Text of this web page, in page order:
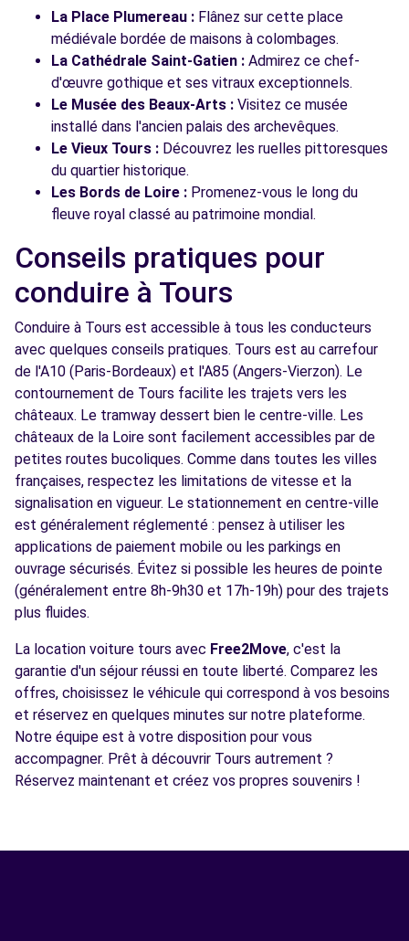
La Place Plumereau : Flânez sur cette place
médiévale bordée de maisons à colombages.
La Cathédrale Saint-Gatien : Admirez ce chef-
d'œuvre gothique et ses vitraux exceptionnels.
Le Musée des Beaux-Arts : Visitez ce musée
installé dans l'ancien palais des archevêques.
Le Vieux Tours : Découvrez les ruelles pittoresques
du quartier historique.
Les Bords de Loire : Promenez-vous le long du
fleuve royal classé au patrimoine mondial.
Conseils pratiques pour
conduire à Tours
Conduire à Tours est accessible à tous les conducteurs
avec quelques conseils pratiques. Tours est au carrefour
de l'A10 (Paris-Bordeaux) et l'A85 (Angers-Vierzon). Le
contournement de Tours facilite les trajets vers les
châteaux. Le tramway dessert bien le centre-ville. Les
châteaux de la Loire sont facilement accessibles par de
petites routes bucoliques. Comme dans toutes les villes
françaises, respectez les limitations de vitesse et la
signalisation en vigueur. Le stationnement en centre-ville
est généralement réglementé : pensez à utiliser les
applications de paiement mobile ou les parkings en
ouvrage sécurisés. Évitez si possible les heures de pointe
(généralement entre 8h-9h30 et 17h-19h) pour des trajets
plus fluides.
La location voiture tours avec Free2Move, c'est la
garantie d'un séjour réussi en toute liberté. Comparez les
offres, choisissez le véhicule qui correspond à vos besoins
et réservez en quelques minutes sur notre plateforme.
Notre équipe est à votre disposition pour vous
accompagner. Prêt à découvrir Tours autrement ?
Réservez maintenant et créez vos propres souvenirs !